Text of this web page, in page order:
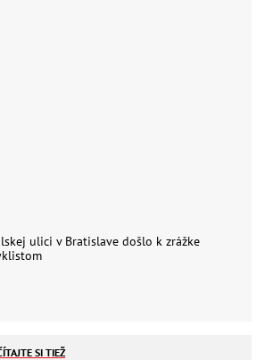
ulici v Bratislave došlo k zrážke
SI TIEŽ